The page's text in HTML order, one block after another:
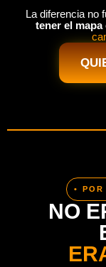
La diferencia no
tener el
•
NO